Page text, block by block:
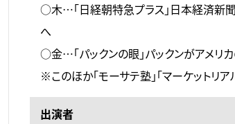
○木…「日経朝特急プラス」日本経済新
へ
○金…「パックンの眼」パックンがアメリ
※このほか「モーサテ塾」「マーケットリ
出演者